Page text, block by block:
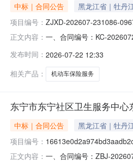
中标｜合同公告 黑龙江省｜牡丹
项目编号： ZJXD-202607-231086-
正文内容： 一、合同编号：KC-
方)：申能财产保险股份有
发布时间： 2026-07-22 12:33
相关产品：
机动车保险服务
东宁市东宁社区卫生服务中
中标｜合同公告 黑龙江省｜牡丹
项目编号：
正文内容： 一、合同编号：ZBJ-